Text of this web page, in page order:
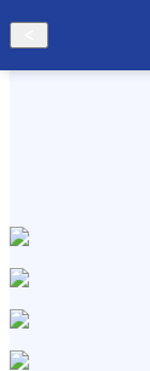
1-6 - Ở nhà vẫn vui